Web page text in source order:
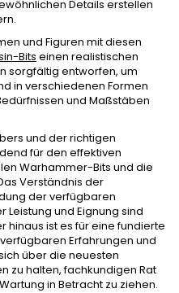
Details erstellen
und Figuren mit diesen
Bits einen realistischen
sorgfältig entworfen, um
in verschiedenen Formen
und Maßstäben
und der richtigen
für den effektiven
Warhammer-Bits und die
Verständnis der
der verfügbaren
und Eignung sind
hinaus ist es für eine fundierte
Erfahrungen und
über die neuesten
zu halten, fachkundigen Rat
in Betracht zu ziehen.